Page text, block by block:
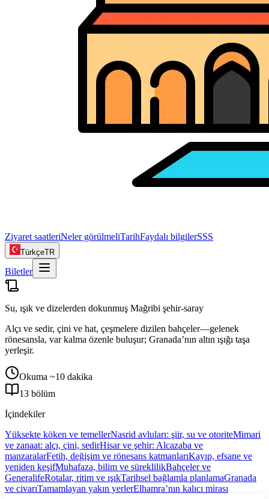
Ziyaret saatleriNeler görülmeliTarihFaydalı bilgilerSSS
TürkçeTR
Biletler
Su, ışık ve dizelerden dokunmuş Mağribi şehir‑saray
Alçı ve sedir, çini ve hat, çeşmelere dizilen bahçeler—gelenek
rönesansla, var kalma özenle buluşur; Granada’nın altın ışığı taşa
yerleşir.
Okuma ~10 dakika
13 bölüm
İçindekiler
Yüksekte köken ve temellerNasrid avluları: şiir, su ve otoriteMimari
ve zanaat: alçı, çini, sedirHisar ve şehir: Alcazaba ve
manzaralarFetih, değişim ve rönesans katmanlarıKayıp, efsane ve
yeniden keşifMuhafaza, bilim ve süreklilikBahçeler ve
GeneralifeRotalar, ritim ve ışıkTarihsel bağlamla planlamaGranada
ve civarıTamamlayan yakın yerlerElhamra’nın kalıcı mirası